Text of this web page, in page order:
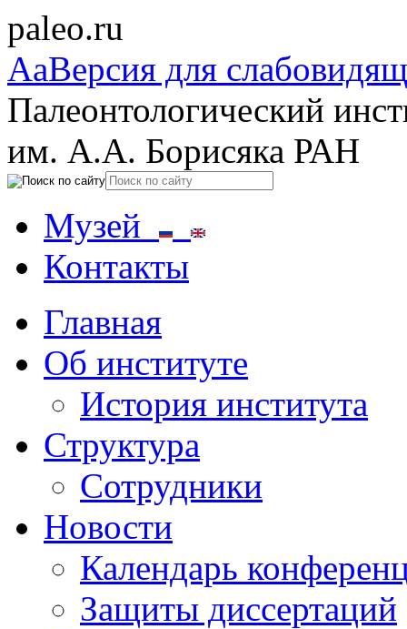
paleo.ru
AaВерсия для
Палеонтологический
им. А.А. Борисяка РАН
Музей
Контакты
Главная
Об институте
История института
Структура
Сотрудники
Новости
Календарь
Защиты диссертаций